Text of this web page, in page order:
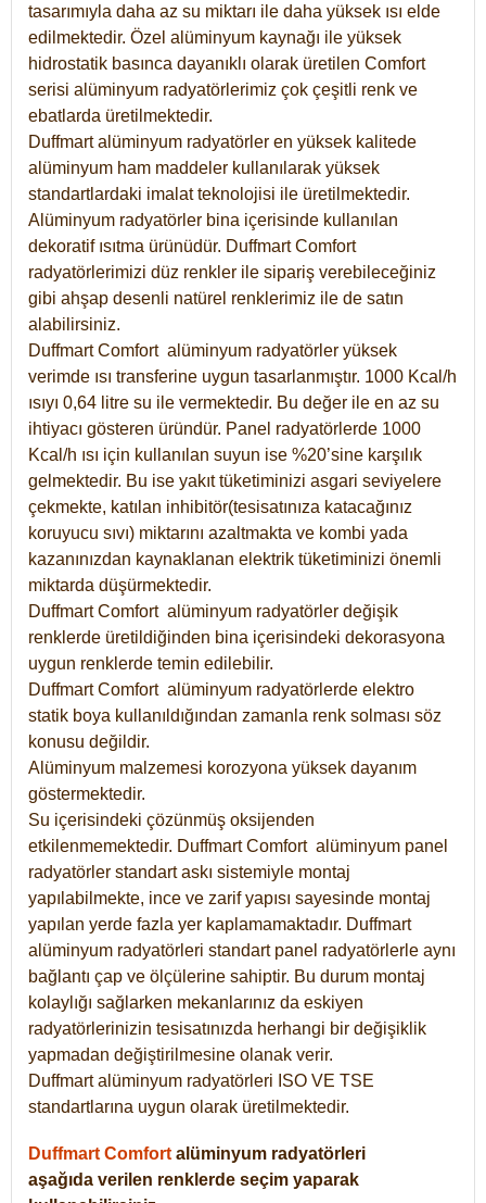
tasarımıyla daha az su miktarı ile daha yüksek ısı elde
edilmektedir. Özel alüminyum kaynağı ile yüksek
hidrostatik basınca dayanıklı olarak üretilen Comfort
serisi alüminyum radyatörlerimiz çok çeşitli renk ve
ebatlarda üretilmektedir.
Duffmart alüminyum radyatörler en yüksek kalitede
alüminyum ham maddeler kullanılarak yüksek
standartlardaki imalat teknolojisi ile üretilmektedir.
Alüminyum radyatörler bina içerisinde kullanılan
dekoratif ısıtma ürünüdür. Duffmart Comfort
radyatörlerimizi düz renkler ile sipariş verebileceğiniz
gibi ahşap desenli natürel renklerimiz ile de satın
alabilirsiniz.
Duffmart Comfort alüminyum radyatörler yüksek
verimde ısı transferine uygun tasarlanmıştır. 1000 Kcal/h
ısıyı 0,64 litre su ile vermektedir. Bu değer ile en az su
ihtiyacı gösteren üründür. Panel radyatörlerde 1000
Kcal/h ısı için kullanılan suyun ise %20’sine karşılık
gelmektedir. Bu ise yakıt tüketiminizi asgari seviyelere
çekmekte, katılan inhibitör(tesisatınıza katacağınız
koruyucu sıvı) miktarını azaltmakta ve kombi yada
kazanınızdan kaynaklanan elektrik tüketiminizi önemli
miktarda düşürmektedir.
Duffmart Comfort alüminyum radyatörler değişik
renklerde üretildiğinden bina içerisindeki dekorasyona
uygun renklerde temin edilebilir.
DuffmartComfort alüminyum radyatörlerde elektro
statik boya kullanıldığından zamanla renk solması söz
konusu değildir.
Alüminyum malzemesi korozyona yüksek dayanım
göstermektedir.
Su içerisindeki çözünmüş oksijenden
etkilenmemektedir. DuffmartComfort alüminyum panel
radyatörler standart askı sistemiyle montaj
yapılabilmekte, ince ve zarif yapısı sayesinde montaj
yapılan yerde fazla yer kaplamamaktadır. Duffmart
alüminyum radyatörleri standart panel radyatörlerle aynı
bağlantı çap ve ölçülerine sahiptir. Bu durum montaj
kolaylığı sağlarken mekanlarınız da eskiyen
radyatörlerinizin tesisatınızda herhangi bir değişiklik
yapmadan değiştirilmesine olanak verir.
Duffmart alüminyum radyatörleri ISO VE TSE
standartlarına uygun olarak üretilmektedir.
Duffmart Comfort alüminyum radyatörleri
aşağıda verilen renklerde seçim yaparak